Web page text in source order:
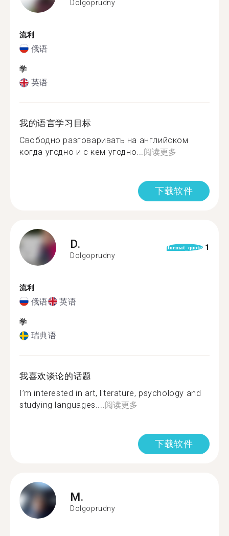
Dolgoprudny
流利
俄语
学
英语
我的语言学习目标
Свободно разговаривать на английском
когда угодно и с кем угодно...阅读更多
下载软件
D.
Dolgoprudny
format_quote 1
流利
俄语 英语
学
瑞典语
我喜欢谈论的话题
I’m interested in art, literature, psychology and
studying languages....阅读更多
下载软件
M.
Dolgoprudny